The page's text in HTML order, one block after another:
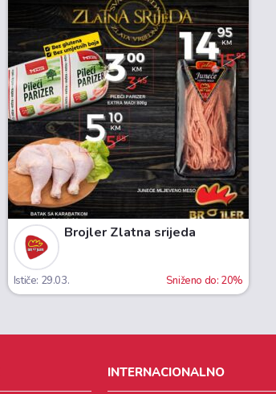
Brojler Zlatna srijeda
Ističe: 29.03. Sniženo do: 20%
INTERNACIONALNO